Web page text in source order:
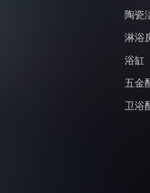
陶瓷
淋浴
浴缸
五金
卫浴